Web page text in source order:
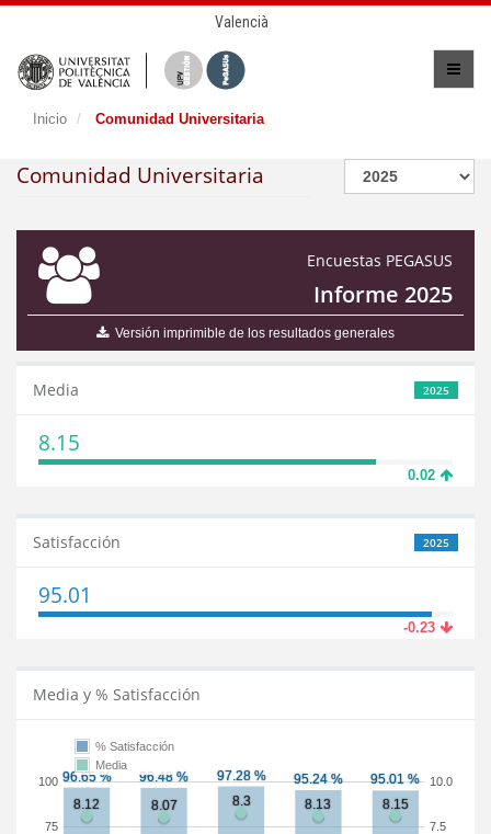
Valencià
Inicio Comunidad Universitaria
Comunidad Universitaria
Encuestas PEGASUS
Informe 2025
Versión imprimible de los resultados generales
2025
Media
8.15
0.02
2025
Satisfacción
95.01
-0.23
Media y % Satisfacción
75
100
7.5
10.0
% Satisfacción
Media